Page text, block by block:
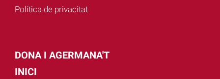
Política de privacitat
DONA I AGERMANA'T
INICI